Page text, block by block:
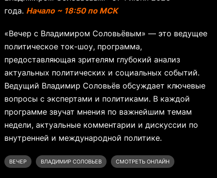
года. Начало ~ 18:50 по МСК
«Вечер с Владимиром Соловьёвым» — это ведущее
политическое ток-шоу, программа,
предоставляющая зрителям глубокий анализ
актуальных политических и социальных событий.
Ведущий Владимир Соловьёв обсуждает ключевые
вопросы с экспертами и политиками. В каждой
программе звучат мнения по важнейшим темам
недели, актуальные комментарии и дискуссии по
внутренней и международной политике.
ВЕЧЕР ВЛАДИМИР СОЛОВЬЕВ СМОТРЕТЬ ОНЛАЙН